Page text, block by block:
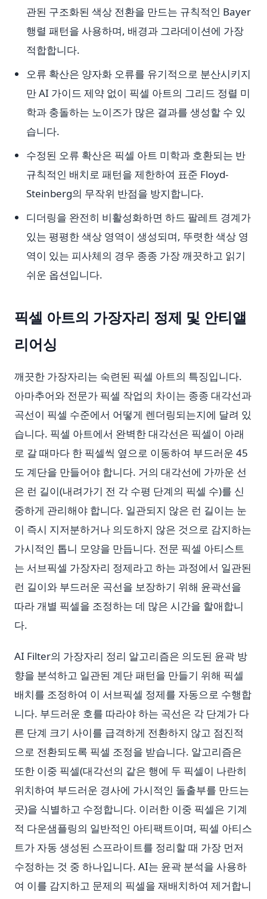
관된 구조화된 색상 전환을 만드는 규칙적인 Bayer
행렬 패턴을 사용하며, 배경과 그라데이션에 가장
적합합니다.
오류 확산은 양자화 오류를 유기적으로 분산시키지
만 AI 가이드 제약 없이 픽셀 아트의 그리드 정렬 미
학과 충돌하는 노이즈가 많은 결과를 생성할 수 있
습니다.
수정된 오류 확산은 픽셀 아트 미학과 호환되는 반
규칙적인 배치로 패턴을 제한하여 표준 Floyd-
Steinberg의 무작위 반점을 방지합니다.
디더링을 완전히 비활성화하면 하드 팔레트 경계가
있는 평평한 색상 영역이 생성되며, 뚜렷한 색상 영
역이 있는 피사체의 경우 종종 가장 깨끗하고 읽기
쉬운 옵션입니다.
픽셀 아트의 가장자리 정제 및 안티앨
리어싱
깨끗한 가장자리는 숙련된 픽셀 아트의 특징입니다.
아마추어와 전문가 픽셀 작업의 차이는 종종 대각선과
곡선이 픽셀 수준에서 어떻게 렌더링되는지에 달려 있
습니다. 픽셀 아트에서 완벽한 대각선은 픽셀이 아래
로 갈 때마다 한 픽셀씩 옆으로 이동하여 부드러운 45
도 계단을 만들어야 합니다. 거의 대각선에 가까운 선
은 런 길이(내려가기 전 각 수평 단계의 픽셀 수)를 신
중하게 관리해야 합니다. 일관되지 않은 런 길이는 눈
이 즉시 지저분하거나 의도하지 않은 것으로 감지하는
가시적인 톱니 모양을 만듭니다. 전문 픽셀 아티스트
는 서브픽셀 가장자리 정제라고 하는 과정에서 일관된
런 길이와 부드러운 곡선을 보장하기 위해 윤곽선을
따라 개별 픽셀을 조정하는 데 많은 시간을 할애합니
다.
AI Filter의 가장자리 정리 알고리즘은 의도된 윤곽 방
향을 분석하고 일관된 계단 패턴을 만들기 위해 픽셀
배치를 조정하여 이 서브픽셀 정제를 자동으로 수행합
니다. 부드러운 호를 따라야 하는 곡선은 각 단계가 다
른 단계 크기 사이를 급격하게 전환하지 않고 점진적
으로 전환되도록 픽셀 조정을 받습니다. 알고리즘은
또한 이중 픽셀(대각선의 같은 행에 두 픽셀이 나란히
위치하여 부드러운 경사에 가시적인 돌출부를 만드는
곳)을 식별하고 수정합니다. 이러한 이중 픽셀은 기계
적 다운샘플링의 일반적인 아티팩트이며, 픽셀 아티스
트가 자동 생성된 스프라이트를 정리할 때 가장 먼저
수정하는 것 중 하나입니다. AI는 윤곽 분석을 사용하
여 이를 감지하고 문제의 픽셀을 재배치하여 제거합니